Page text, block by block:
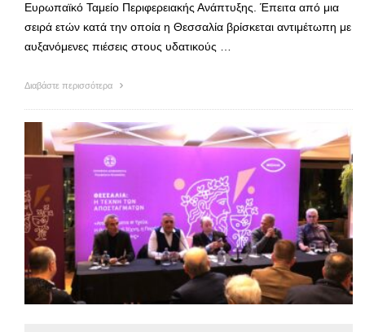
Ευρωπαϊκό Ταμείο Περιφερειακής Ανάπτυξης. Έπειτα από μια
σειρά ετών κατά την οποία η Θεσσαλία βρίσκεται αντιμέτωπη με
αυξανόμενες πιέσεις στους υδατικούς …
Διαβάστε περισσότερα